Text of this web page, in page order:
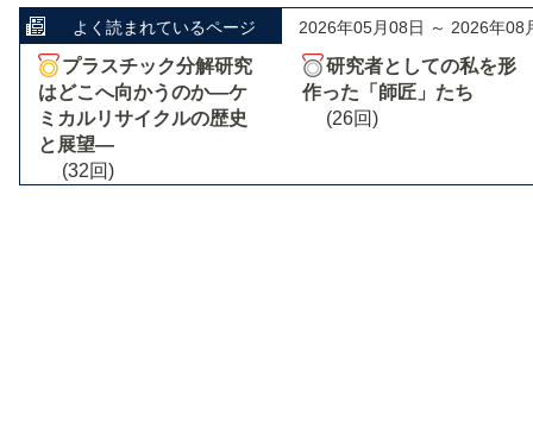
よく読まれているページ 2026年05月08日 ～ 2026年08
プラスチック分解研究
はどこへ向かうのか―ケ
ミカルリサイクルの歴史
と展望―
(32回)
研究者としての私を形
作った「師匠」たち
(26回)